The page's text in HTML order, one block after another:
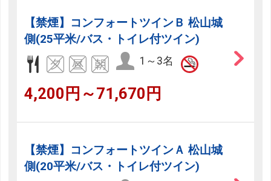
【禁煙】コンフォートツインＢ 松山城
側(25平米/バス・トイレ付ツイン)
1～3名
4,200円～71,670円
【禁煙】コンフォートツインＡ 松山城
側(20平米/バス・トイレ付ツイン)